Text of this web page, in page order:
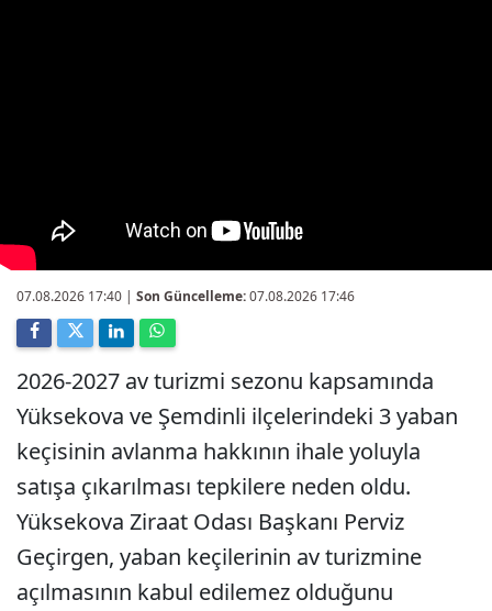
07.08.2026 17:40 | Son Güncelleme:07.08.2026 17:46
2026-2027 av turizmi sezonu kapsamında
Yüksekova ve Şemdinli ilçelerindeki 3 yaban
keçisinin avlanma hakkının ihale yoluyla
satışa çıkarılması tepkilere neden oldu.
Yüksekova Ziraat Odası Başkanı Perviz
Geçirgen, yaban keçilerinin av turizmine
açılmasının kabul edilemez olduğunu